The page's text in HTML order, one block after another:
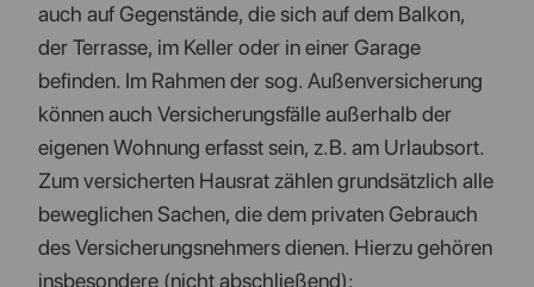
auch auf Gegenstände, die sich auf dem Balkon,
der Terrasse, im Keller oder in einer Garage
befinden. Im Rahmen der sog. Außenversicherung
können auch Versicherungsfälle außerhalb der
eigenen Wohnung erfasst sein, z.B. am Urlaubsort.
Zum versicherten Hausrat zählen grundsätzlich alle
beweglichen Sachen, die dem privaten Gebrauch
des Versicherungsnehmers dienen. Hierzu gehören
insbesondere (nicht abschließend):